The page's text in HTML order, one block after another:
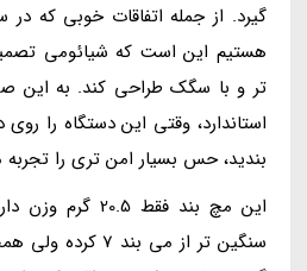
گیرد. از جمله اتفاقات خوبی که
هستیم این است که شیائومی
تر و با سگک طراحی کند. به این
استاندارد، وقتی این دستگاه را
بندید، حس بسیار امن تری را
سنگین تر از می